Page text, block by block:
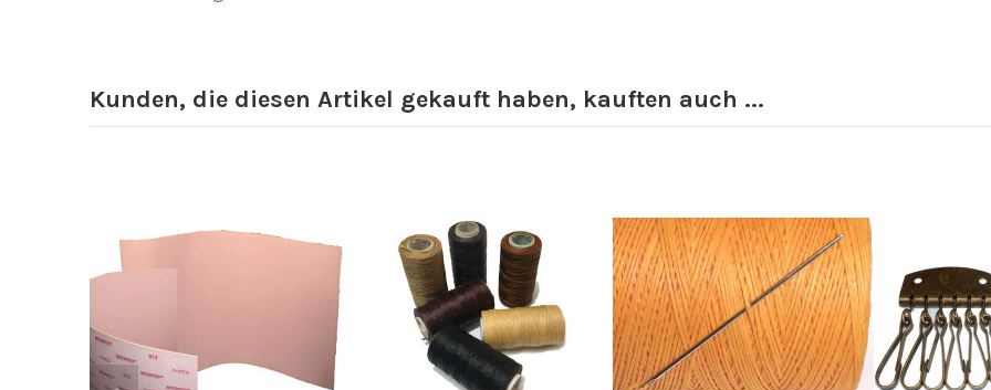
Kunden, die diesen Artikel gekauft haben, kauften auch ...